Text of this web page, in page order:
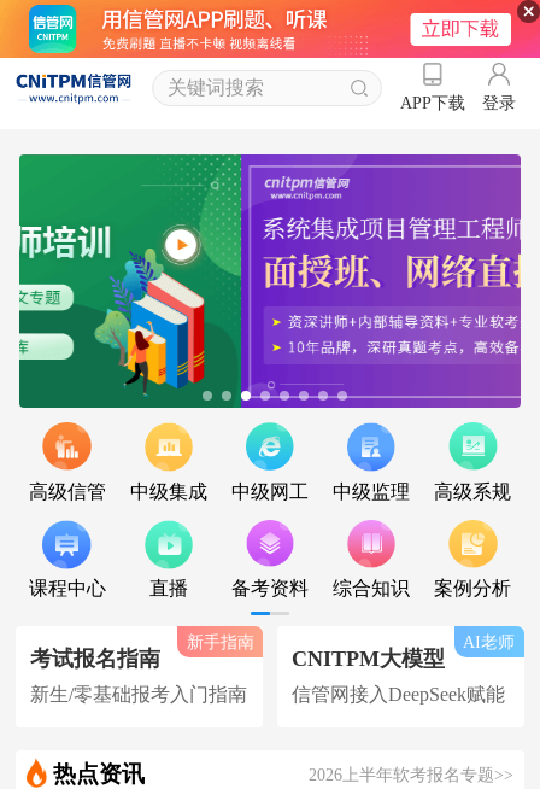
APP下载 登录
高级信管 中级集成 中级网工 中级监理 高级系规
课程中心 直播 备考资料 综合知识 案例分析
考试报名指南
新生/零基础报考入门指南
新手指南
CNITPM大模型
信管网接入DeepSeek赋能
AI老师
热点资讯 2026上半年软考报名专题>>